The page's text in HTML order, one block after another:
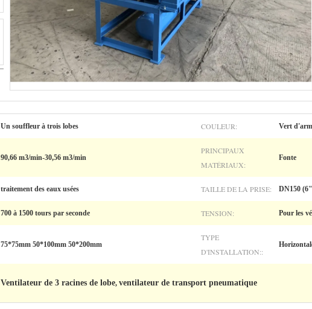
Un souffleur à trois lobes COULEUR: Vert
90,66 m3/min-30,56 m3/min
PRINCIPAUX
MATÉRIAUX:
Fonte
traitement des eaux usées TAILLE DE LA PRISE: DN150
700 à 1500 tours par seconde TENSION: Pour les
75*75mm 50*100mm 50*200mm
TYPE
D'INSTALLATION::
Ventilateur de 3 racines de lobe, ventilateur de transport pneumatique